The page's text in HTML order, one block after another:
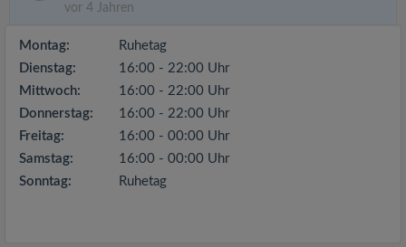
vor 4 Jahren
Montag:
Ruhetag
Dienstag:
16:00 - 22:00 Uhr
Mittwoch:
16:00 - 22:00 Uhr
Donnerstag:
16:00 - 22:00 Uhr
Freitag:
16:00 - 00:00 Uhr
Samstag:
16:00 - 00:00 Uhr
Sonntag:
Ruhetag